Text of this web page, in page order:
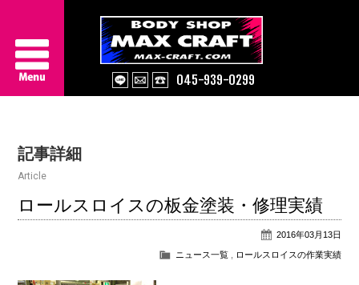
045-939-0299
About Us
Works
Contact/Access
記事詳細
Article
ロールスロイスの板金塗装・修理実績
2016年03月13日
ニュース一覧, ロールスロイスの作業実績